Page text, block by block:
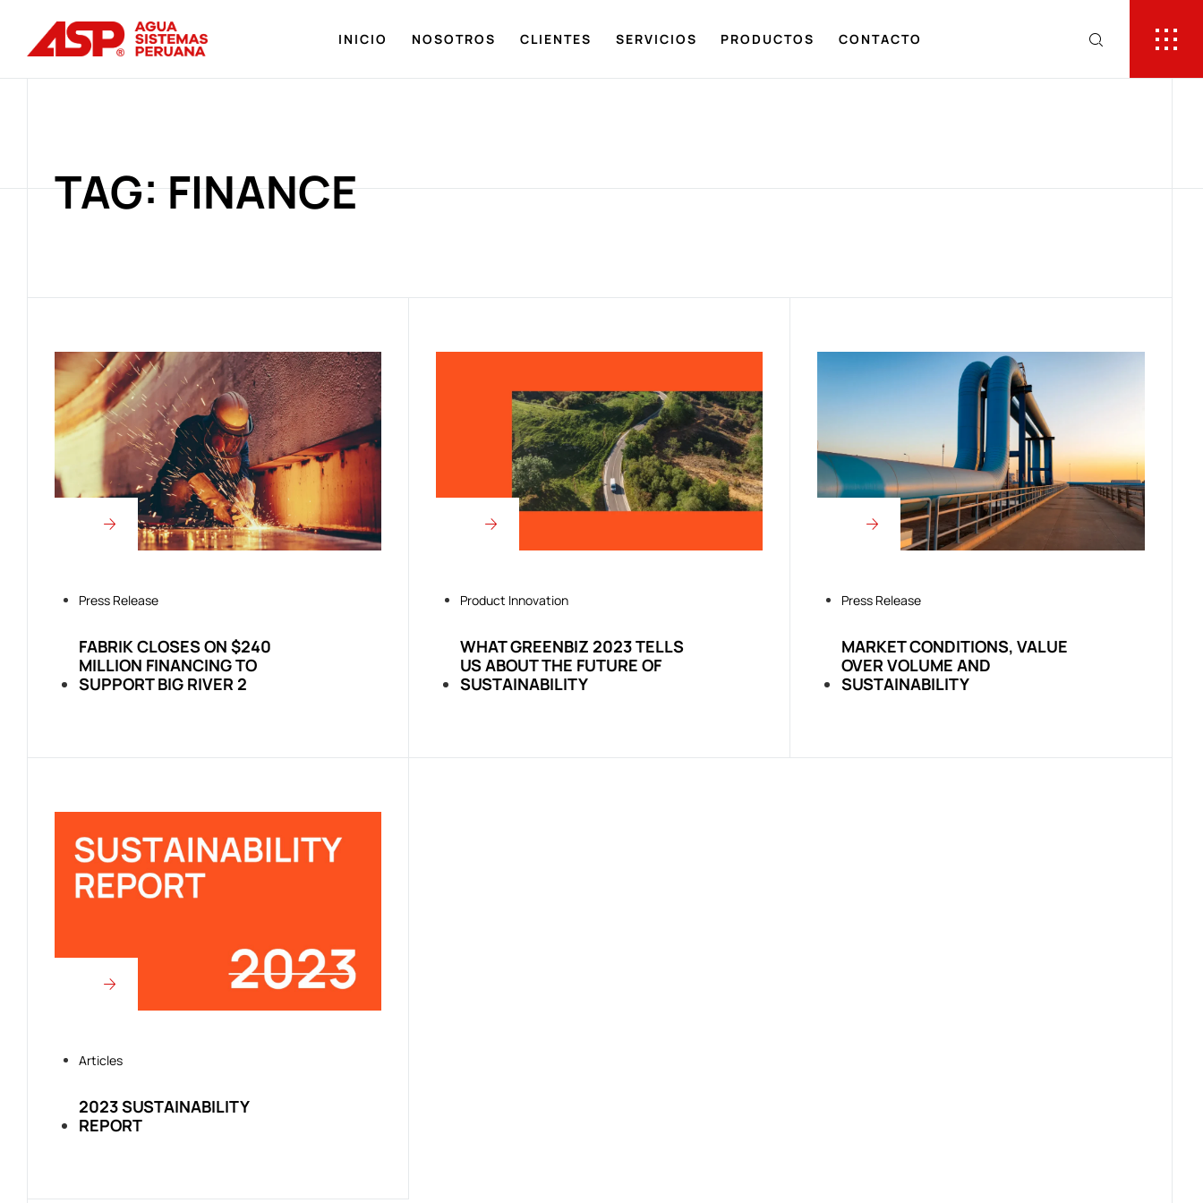
INICIO NOSOTROS CLIENTES SERVICIOS PRODUCTOS CONTACTO
TAG: FINANCE
Press Release
FABRIK CLOSES ON $240
MILLION FINANCING TO
SUPPORT BIG RIVER 2
Product Innovation
WHAT GREENBIZ 2023 TELLS
US ABOUT THE FUTURE OF
SUSTAINABILITY
Press Release
MARKET CONDITIONS, VALUE
OVER VOLUME AND
SUSTAINABILITY
Articles
2023 SUSTAINABILITY
REPORT